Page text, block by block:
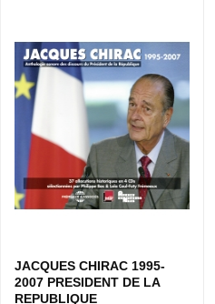
JACQUES CHIRAC 1995-
2007 PRESIDENT DE LA
REPUBLIQUE